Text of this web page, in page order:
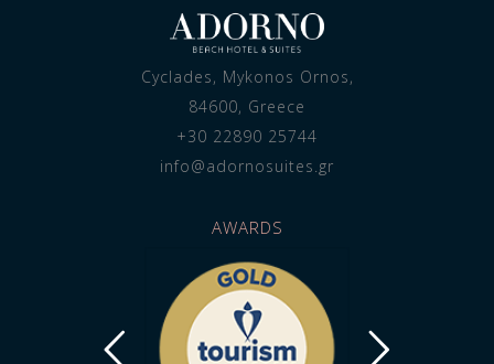
Cyclades, Mykonos Ornos,
84600, Greece
+30 22890 25744
info@adornosuites.gr
AWARDS